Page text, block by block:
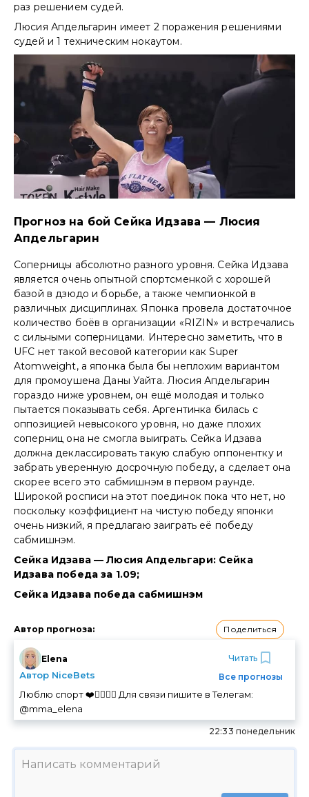
раз решением судей.
Люсия Апдельгарин имеет 2 поражения решениями
судей и 1 техническим нокаутом.
Прогноз на бой Сейка Идзава — Люсия
Апдельгарин
Соперницы абсолютно разного уровня. Сейка Идзава
является очень опытной спортсменкой с хорошей
базой в дзюдо и борьбе, а также чемпионкой в
различных дисциплинах. Японка провела достаточное
количество боёв в организации «RIZIN» и встречались
с сильными соперницами. Интересно заметить, что в
UFC нет такой весовой категории как Super
Atomweight, а японка была бы неплохим вариантом
для промоушена Даны Уайта. Люсия Апдельгарин
гораздо ниже уровнем, он ещё молодая и только
пытается показывать себя. Аргентинка билась с
оппозицией невысокого уровня, но даже плохих
соперниц она не смогла выиграть. Сейка Идзава
должна деклассировать такую слабую оппонентку и
забрать уверенную досрочную победу, а сделает она
скорее всего это сабмишнэм в первом раунде.
Широкой росписи на этот поединок пока что нет, но
поскольку коэффициент на чистую победу японки
очень низкий, я предлагаю заиграть её победу
сабмишнэм.
Сейка Идзава — Люсия Апдельгари: Сейка
Идзава победа за 1.09;
Сейка Идзава победа сабмишнэм
Автор прогноза: Поделиться
Elena
Автор NiceBets
Читать
Все прогнозы
Люблю спорт ❤️🏃‍♀️🚴‍♀️ Для связи пишите в Телегам:
@mma_elena
22:33 понедельник